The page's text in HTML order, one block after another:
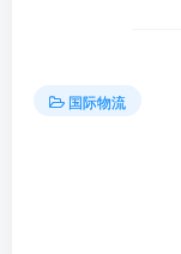
国际物流